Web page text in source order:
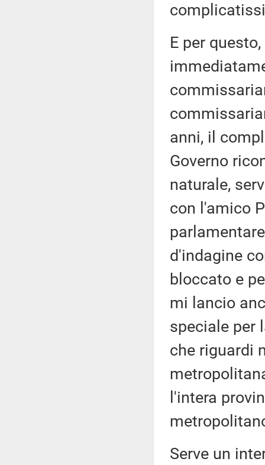
E per
anni, il
Governo
naturale,
con l'amico
d'indagine
bloccato e
mi lancio
speciale per
che riguardi
l'intera
Serve un